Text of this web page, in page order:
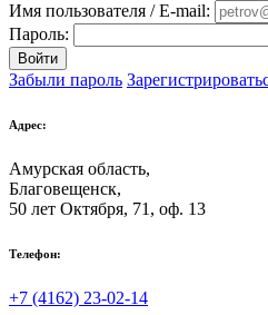
Имя пользователя / E-mail:
Пароль:
Войти
Забыли пароль
Адрес:
Амурская область,
Благовещенск,
50 лет Октября, 71, оф. 13
Телефон:
+7 (4162) 23-02-14